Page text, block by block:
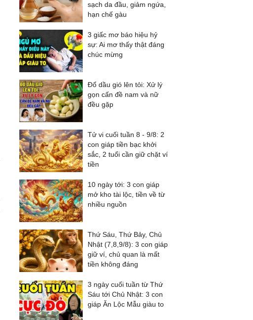
sạch da đầu, giảm ngứa,
hạn chế gàu
3 giấc mơ báo hiệu hỷ
sự: Ai mơ thấy thật đáng
chúc mừng
Đổ dầu gió lên tỏi: Xử lý
gọn cấn đề nam và nữ
đều gặp
Tử vi cuối tuần 8 - 9/8: 2
con giáp tiền bạc khởi
sắc, 2 tuổi cần giữ chặt ví
tiền
10 ngày tới: 3 con giáp
mở kho tài lộc, tiền về từ
nhiều nguồn
Thứ Sáu, Thứ Bảy, Chủ
Nhật (7,8,9/8): 3 con giáp
giữ ví, chủ quan là mất
tiền không đáng
3 ngày cuối tuần từ Thứ
Sáu tới Chủ Nhật: 3 con
giáp Ăn Lộc Mẫu giàu to